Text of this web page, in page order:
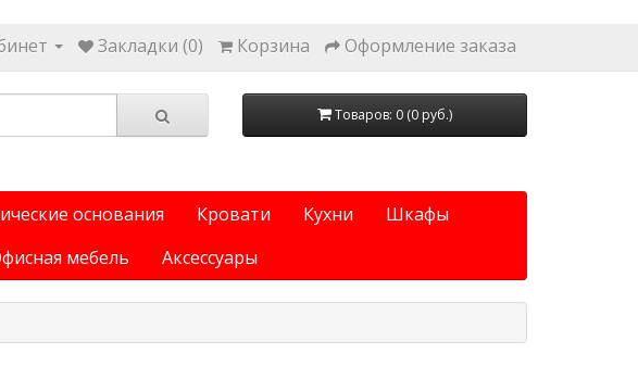
Закладки (0) Корзина Оформление заказа
Товаров: 0 (0 руб.)
основания Кровати Кухни
Шкафы
мебель Аксессуары